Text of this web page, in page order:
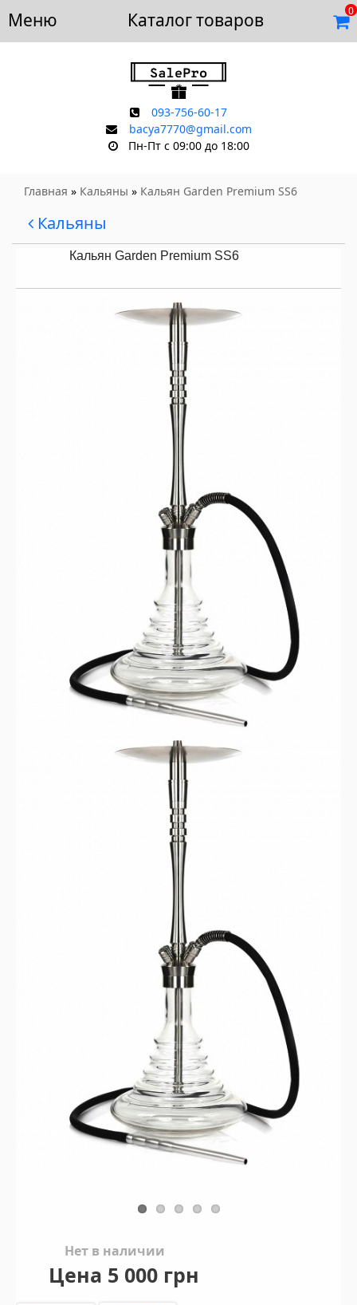
Меню Каталог товаров 0
Доставка и оплата Отзывы Скидки Контакты
093-756-60-17
bacya7770@gmail.com
Пн-Пт с 09:00 до 18:00
Главная » Кальяны » Кальян Garden Premium SS6
Кальяны
Кальян Garden Premium SS6
Нет в наличии
Цена 5 000 грн